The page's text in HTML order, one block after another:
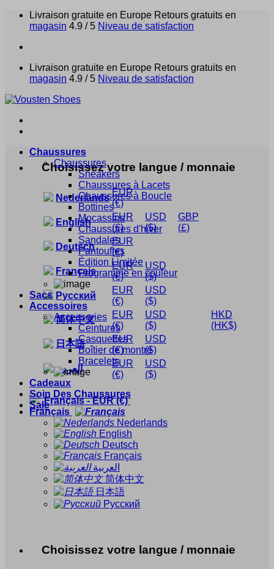
PasserLivraison gratuite en Europe Retours gratuits en
magasin 4.9 / 5 Niveau de satisfaction
Livraison gratuite en Europe Retours gratuits en
magasin 4.9 / 5 Niveau de satisfaction
Choisissez votre langue / monnaie
Nederlands
EUR
(€)
English
EUR
(€)
USD
($)
GBP
(£)
Deutsch
EUR
(€)
Français
EUR
(€)
USD
($)
Русский
EUR
(€)
USD
($)
简体中文
EUR
(€)
USD
($)
HKD
(HK$)
日本語
EUR
(€)
USD
($)
العربية
EUR
(€)
USD
($)
Français-EUR (€)
Français
Nederlands
English
Deutsch
Français
العربية
简体中文
日本語
Русский
Choisissez votre langue / monnaie
Chaussures
Chaussures
Sneakers
Chaussures à Lacets
Chaussures à Boucle
Bottines
Mocassins
Chaussures d'hiver
Sandales
Pantoufles
Édition Limitée
Programme en couleur
Sacs
Accessoires
Accessories
Ceintures
Casquettes
Boîtier de montre
Bracelets
Cadeaux
Soin Des Chaussures
Sale